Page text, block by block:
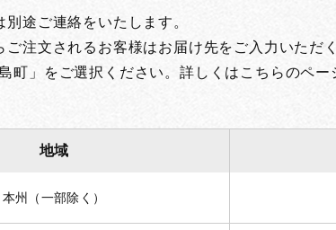
途ご連絡をいたします。
ご注文されるお客様はお届け先をご入力いただ
町」をご選択ください。詳しくはこちらのペー
地域
本州（一部除く）